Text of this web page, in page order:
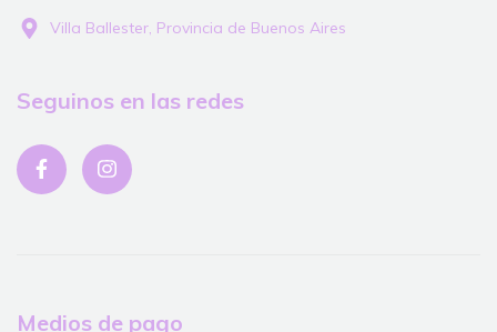
Villa Ballester, Provincia de Buenos Aires
Seguinos en las redes
Medios de pago